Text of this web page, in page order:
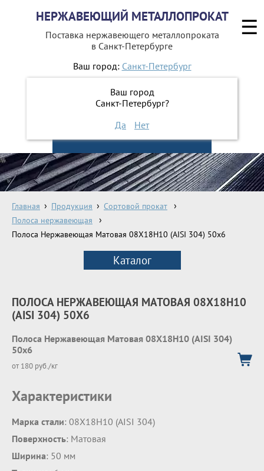
НЕРЖАВЕЮЩИЙ МЕТАЛЛОПРОКАТ
Поставка нержавеющего металлопроката
в Санкт-Петербурге
Ваш город: Санкт-Петербург
Ваш город
Санкт-Петербург?
Да
Нет
+7 (812)642-41-48
+7 (812)642-41-49
Главная Продукция
Сортовой прокат
Полоса нержавеющая
Полоса Нержавеющая Матовая 08Х18Н10 (AISI 304) 50х6
Каталог
ПОЛОСА НЕРЖАВЕЮЩАЯ МАТОВАЯ 08Х18Н10
(AISI 304) 50Х6
Полоса Нержавеющая Матовая 08Х18Н10 (AISI 304)
50х6
от 180 руб./кг
Характеристики
Марка стали: 08Х18Н10 (AISI 304)
Поверхность: Матовая
Ширина: 50 мм
☰